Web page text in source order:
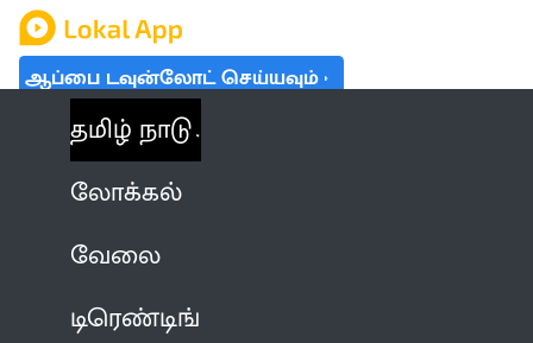
ஆப்பை டவுன்லோட் செய்யவும்
தமிழ் நாடு
லோக்கல்
வேலை
டிரெண்டிங்